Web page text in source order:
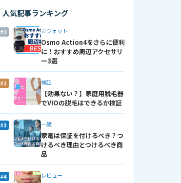
人気記事ランキング
#1 ガジェット
Osmo Action4をさらに便利
に！おすすめ周辺アクセサリ
ー3選
#2 検証
【効果ない？】家庭用脱毛器
でVIOの脱毛はできるか検証
#3 一般
家電は保証を付けるべき？つ
けるべき理由とつけるべき商
品
#4 レビュー